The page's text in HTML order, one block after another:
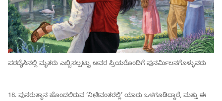
ಪರದೈಸಿನಲ್ಲಿ ಮೃತರು ಎಬ್ಬಿಸಲ್ಪಟ್ಟು ಅವರ ಪ್ರಿಯರೊಂದಿಗೆ ಪುನರ್ಮಿಲನಗೊಳ್ಳುವರು
18. ಪುನರುತ್ಥಾನ ಹೊಂದಲಿರುವ ‘ನೀತಿವಂತರಲ್ಲಿ’ ಯಾರು ಒಳಗೂಡಿದ್ದಾರೆ, ಮತ್ತು ಈ